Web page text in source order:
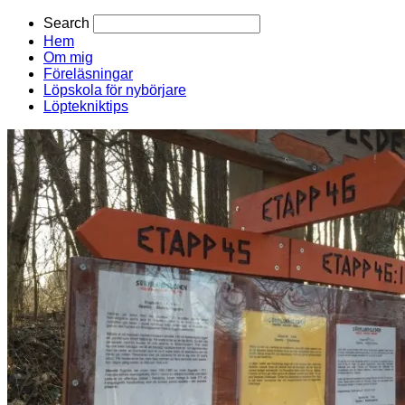
Search
Hem
Om mig
Föreläsningar
Löpskola för nybörjare
Löptekniktips